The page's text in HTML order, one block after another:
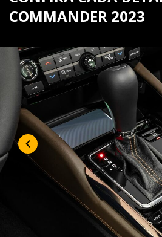
COMMANDER 2023